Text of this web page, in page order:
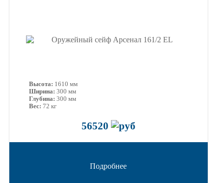
Высота: 1610 мм
Ширина: 300 мм
Глубина: 300 мм
Вес: 72 кг
56520
Подробнее